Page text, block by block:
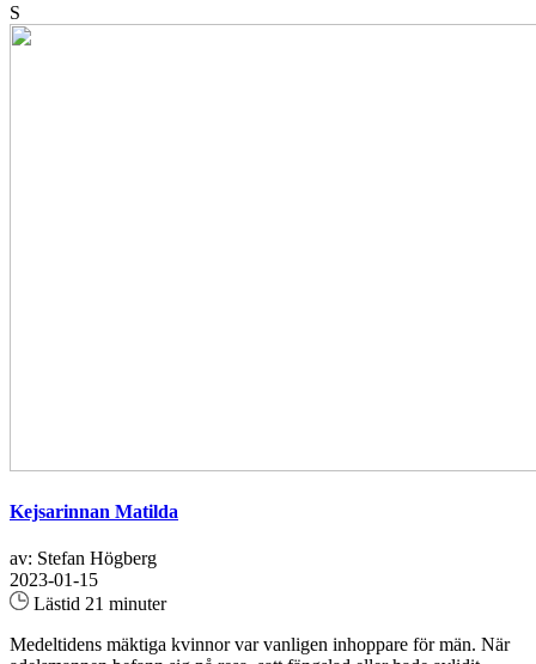
S
Kejsarinnan Matilda
av: Stefan Högberg
2023-01-15
Lästid 21 minuter
Medeltidens mäktiga kvinnor var vanligen inhoppare för män. När